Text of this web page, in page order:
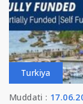
Turkiya
Muddati :